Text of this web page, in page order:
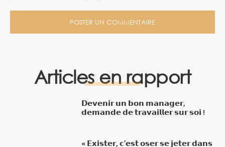
Articles en rapport
𝗗𝗲𝘃𝗲𝗻𝗶𝗿 𝘂𝗻 𝗯𝗼𝗻 𝗺𝗮𝗻𝗮𝗴𝗲𝗿,
𝗱𝗲𝗺𝗮𝗻𝗱𝗲 𝗱𝗲 𝘁𝗿𝗮𝘃𝗮𝗶𝗹𝗹𝗲𝗿 𝘀𝘂𝗿 𝘀𝗼𝗶 !
« 𝗘𝘅𝗶𝘀𝘁𝗲𝗿, 𝗰’𝗲𝘀𝘁 𝗼𝘀𝗲𝗿 𝘀𝗲 𝗷𝗲𝘁𝗲𝗿 𝗱𝗮𝗻𝘀